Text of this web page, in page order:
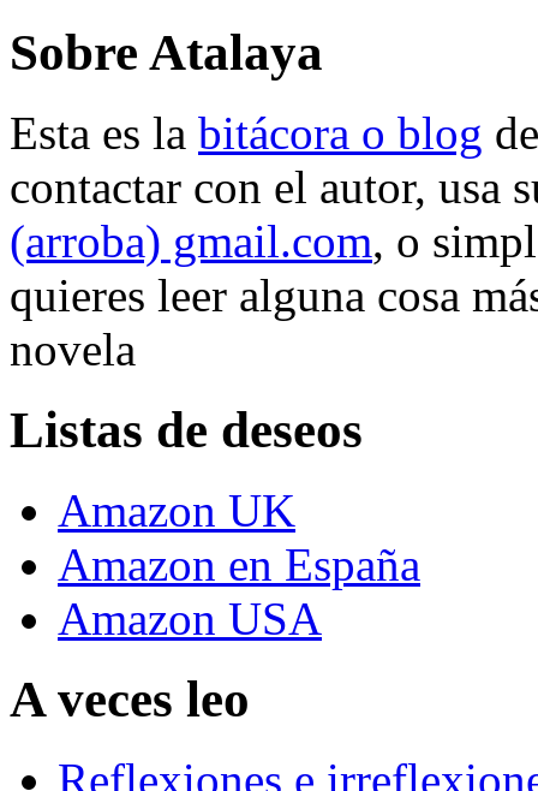
Sobre Atalaya
Esta es la bitácora o blog
contactar con el autor, usa
(arroba) gmail.com, o
quieres leer alguna cosa
novela
Listas de deseos
Amazon UK
Amazon en España
Amazon USA
A veces leo
Reflexiones e